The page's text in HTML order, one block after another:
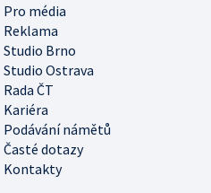
Pro média
Reklama
Studio Brno
Studio Ostrava
Rada ČT
Kariéra
Podávání námětů
Časté dotazy
Kontakty